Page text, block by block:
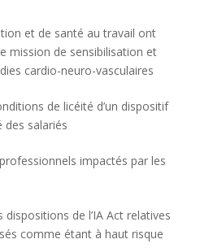
et de santé au travail ont
mission de sensibilisation et
cardio-neuro-vasculaires
de licéité d’un dispositif
des salariés
impactés par les
dispositions de l’IA Act relatives
comme étant à haut risque